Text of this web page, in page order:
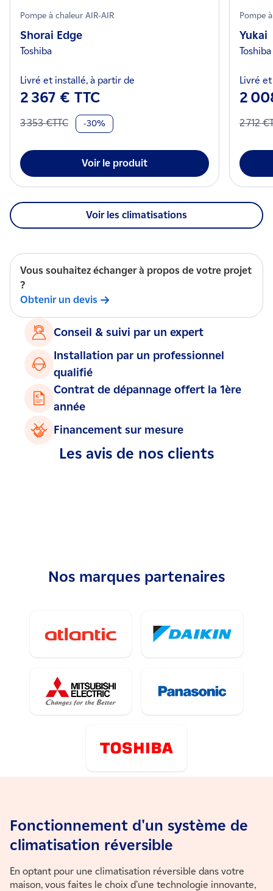
Pompe à chaleur AIR-AIR
Shorai Edge
Toshiba
Livré et installé, à partir de
2 367 € TTC
3 353 €TTC -30%
Voir le produit
Pompe
Yukai
Toshiba
Livré
2
2 712
Voir les climatisations
Vous souhaitez échanger à propos de votre projet
?
Obtenir un devis
Conseil & suivi par un expert
Installation par un professionnel
qualifié
Contrat de dépannage offert la 1ère
année
Financement sur mesure
Les avis de nos clients
Nos marques partenaires
Fonctionnement d'un système de
climatisation réversible
En optant pour une climatisation réversible dans votre
maison, vous faites le choix d’une technologie innovante,